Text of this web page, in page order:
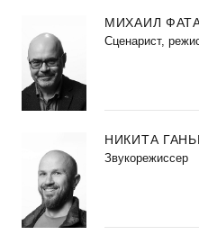
МИХАИЛ
Cценарист,
НИКИТА
Звукорежиссер